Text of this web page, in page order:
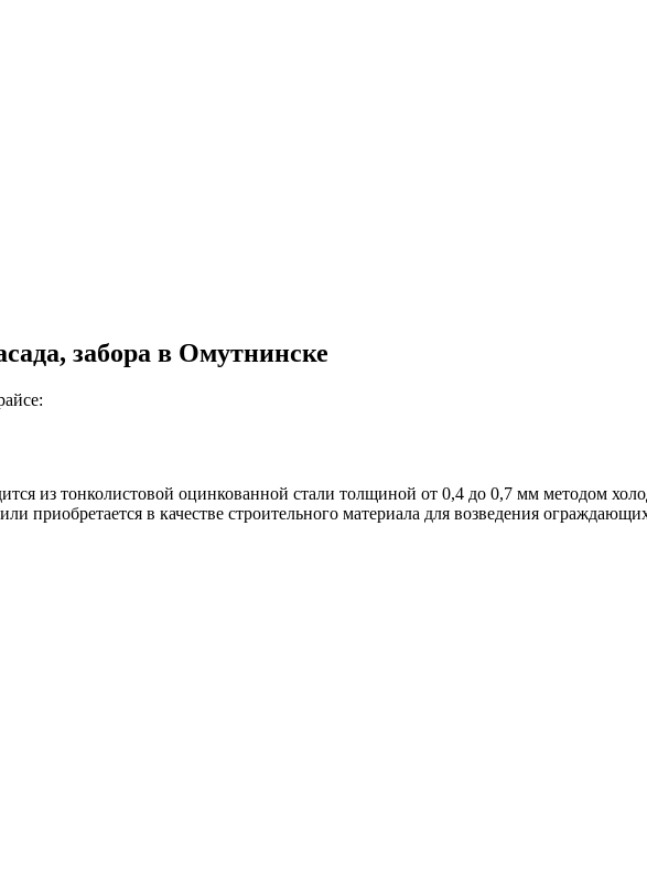
забора в Омутнинске
из тонколистовой оцинкованной стали толщиной от 0,4 до 0,7 мм методом
приобретается в качестве строительного материала для возведения